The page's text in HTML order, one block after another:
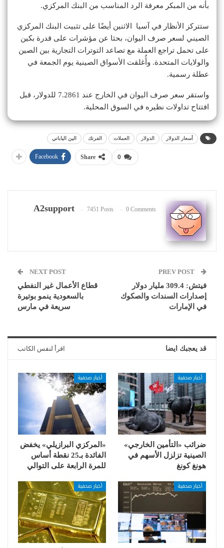
بأنه من المبكر معرفة الرد المناسب من البنك المركزي.
ستتركز الأنظار في آسيا الاثنين أيضًا على تثبيت البنك المركزي
الصيني لسعر صرف اليوان، بحثا عن مؤشرات على قدرة بكين
على تحمل تراجع العملة مع تصاعد التوترات التجارية بين الصين
والولايات المتحدة. وأُغلقت الأسواق الصينية يوم الجمعة في
عطلة رسمية.
واستقر سعر صرف اليوان في الخارج عند 7.2861 للدولار، قبل
افتتاح تداولات نظيره في السوق المحلية.
أسعار الدولار الدولار العملات الفرنك الين الياباني
0
Share
Facebook
A2support 7451 Posts 0 Comments
فيتش: 309.4 مليار دولار
إصدارات السندات والصكوك
في الإمارات
NEXT POST
قطاع الأعمال غير النفطي
بالسعودية ينمو بوتيرة
سريعة في مارس
قد يعجبك ايضا اقرأ لنفس الكاتب
أخبار صحفية
ضرائب «التأمين الخارجي»
الصينية تزلزل الأسهم في
هونغ كونغ
أخبار صحفية
«المركزي البرازيلي» يخفض
الفائدة بـ25 نقطة أساس
للمرة الرابعة على التوالي
أخبار صحفية أخبار صحفية